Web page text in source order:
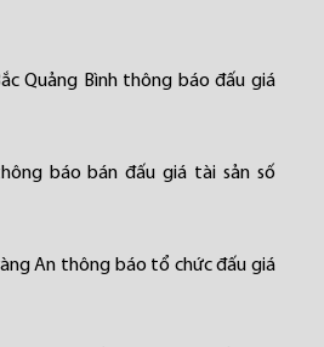
Quảng Bình thông báo đấu giá
báo bán đấu giá tài sản số
An thông báo tổ chức đấu giá